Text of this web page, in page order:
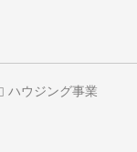
ハウジング事業